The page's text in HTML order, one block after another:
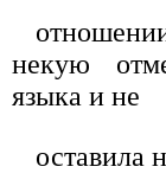
некую
языка и не
оставила